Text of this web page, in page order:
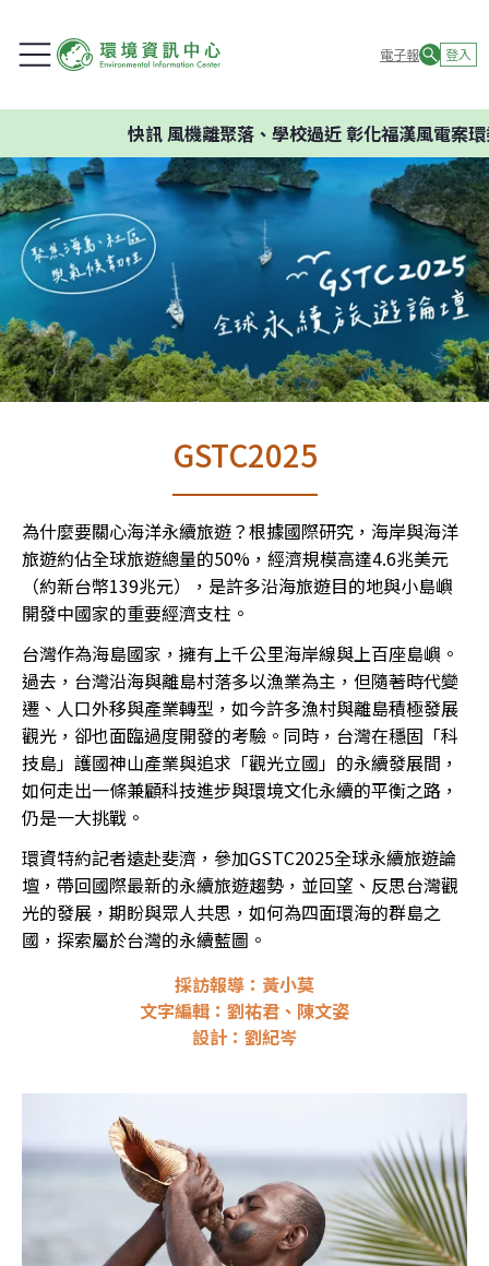
電子報 登入
風機離聚落、學校過近 彰化福漢風電案環委建
GSTC2025
為什麼要關心海洋永續旅遊？根據國際研究，海岸與海洋
旅遊約佔全球旅遊總量的50%，經濟規模高達4.6兆美元
（約新台幣139兆元），是許多沿海旅遊目的地與小島嶼
開發中國家的重要經濟支柱。
台灣作為海島國家，擁有上千公里海岸線與上百座島嶼。
過去，台灣沿海與離島村落多以漁業為主，但隨著時代變
遷、人口外移與產業轉型，如今許多漁村與離島積極發展
觀光，卻也面臨過度開發的考驗。同時，台灣在穩固「科
技島」護國神山產業與追求「觀光立國」的永續發展間，
如何走出一條兼顧科技進步與環境文化永續的平衡之路，
仍是一大挑戰。
環資特約記者遠赴斐濟，參加GSTC2025全球永續旅遊論
壇，帶回國際最新的永續旅遊趨勢，並回望、反思台灣觀
光的發展，期盼與眾人共思，如何為四面環海的群島之
國，探索屬於台灣的永續藍圖。
採訪報導：黃小莫
文字編輯：劉祐君、陳文姿
設計：劉紀岑